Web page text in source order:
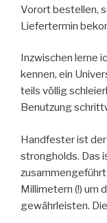
Vorort bestellen,
Liefertermin
Inzwischen lerne
kennen, ein
teils völlig
Benutzung
Handfester ist
strongholds. Das
Millimetern (!) um
gewährleisten.